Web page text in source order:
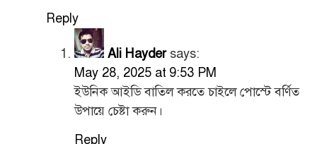
Reply
Ali Hayder says:
May 28, 2025 at 9:53 PM
ইউনিক আইডি বাতিল করতে চাইলে পোস্টে বর্ণিত
উপায়ে চেষ্টা করুন।
Reply